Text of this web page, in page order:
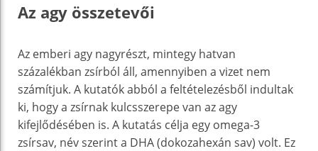
Az agy összetevői
Az emberi agy nagyrészt, mintegy hatvan
százalékban zsírból áll, amennyiben a vizet nem
számítjuk. A kutatók abból a feltételezésből indultak
ki, hogy a zsírnak kulcsszerepe van az agy
kifejlődésében is. A kutatás célja egy omega-3
zsírsav, név szerint a DHA (dokozahexán sav) volt. Ez